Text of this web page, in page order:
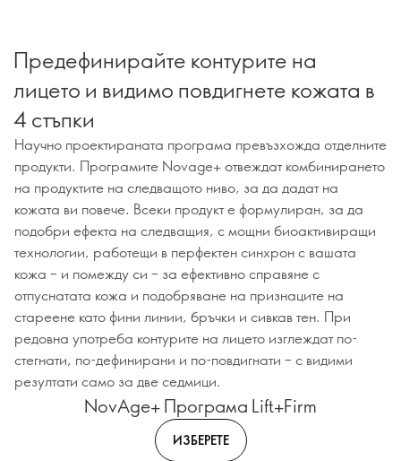
Предефинирайте контурите на
лицето и видимо повдигнете кожата в
4 стъпки
Научно проектираната програма превъзхожда отделните
продукти. Програмите Novage+ отвеждат комбинирането
на продуктите на следващото ниво, за да дадат на
кожата ви повече. Всеки продукт е формулиран, за да
подобри ефекта на следващия, с мощни биоактивиращи
технологии, работещи в перфектен синхрон с вашата
кожа – и помежду си – за ефективно справяне с
отпуснатата кожа и подобряване на признаците на
стареене като фини линии, бръчки и сивкав тен. При
редовна употреба контурите на лицето изглеждат по-
стегнати, по-дефинирани и по-повдигнати – с видими
резултати само за две седмици.
NovAge+ Програма Lift+Firm
ИЗБЕРЕТЕ